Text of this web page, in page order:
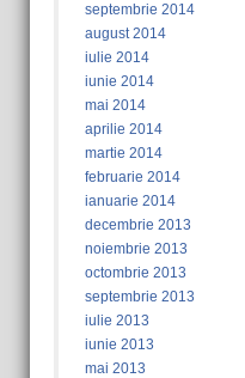
septembrie 2014
august 2014
iulie 2014
iunie 2014
mai 2014
aprilie 2014
martie 2014
februarie 2014
ianuarie 2014
decembrie 2013
noiembrie 2013
octombrie 2013
septembrie 2013
iulie 2013
iunie 2013
mai 2013